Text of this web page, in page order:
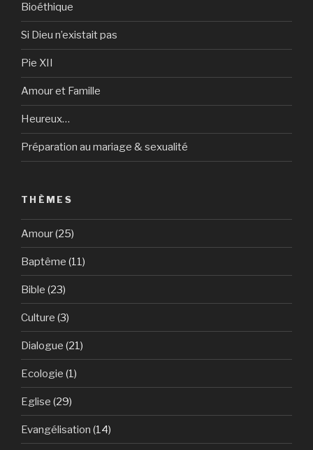
Bioéthique
Si Dieu n’existait pas
Pie XII
Amour et Famille
Heureux…
Préparation au mariage & sexualité
THÈMES
Amour(25)
Baptême (11)
Bible (23)
Culture (3)
Dialogue (21)
Ecologie (1)
Eglise (29)
Evangélisation (14)